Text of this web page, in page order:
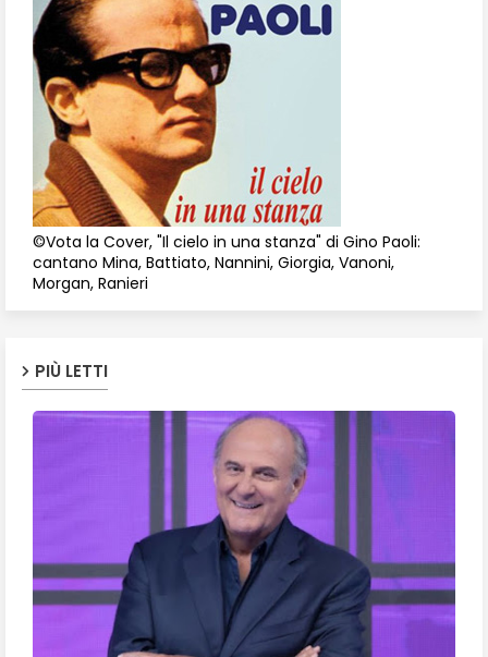
©Vota la Cover, "Il cielo in una stanza" di Gino Paoli:
cantano Mina, Battiato, Nannini, Giorgia, Vanoni,
Morgan, Ranieri
PIÙ LETTI